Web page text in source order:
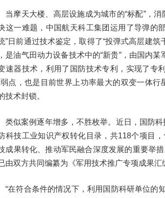
当摩天大楼、高层设施成为城市的“标配”，
这一难题，中国航天科工集团运用了导弹的
”日前通过技术鉴定，取得了“投弹式高层建
是油气田动力设备技术中的“新贵”，由国内
速器技术，利用了国防技术专利，实现了专
弱点，也是目前世界上功率最大的双变一体
技术封锁。
类似案例逐年增多，不胜枚举。近日，国防
科技工业知识产权转化目录，共118个项目
成果转化、推动军民融合深度发展的重要举
由双方共同编纂为《军用技术推广专项成果汇
“在符合条件的情况下，利用国防科研单位的